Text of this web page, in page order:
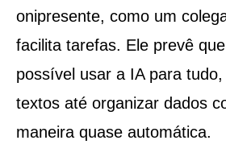
onipresente, como um
facilita tarefas. Ele prevê
possível usar a IA para
textos até organizar dados
maneira quase automática.